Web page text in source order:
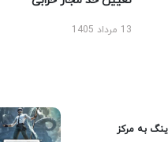
13 مرداد 1405
به مرکز